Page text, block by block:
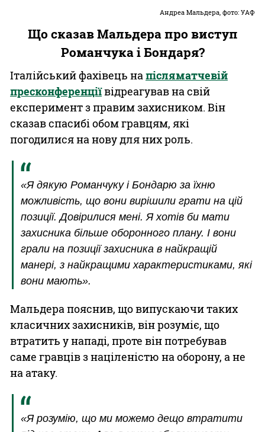
Андреа Мальдера, фото: УАФ
Що сказав Мальдера про виступ
Романчука і Бондаря?
Італійський фахівець на післяматчевій
пресконференціївідреагував на свій
експеримент з правим захисником. Він
сказав спасибі обом гравцям, які
погодилися на нову для них роль.
«Я дякую Романчуку і Бондарю за їхню
можливість, що вони вирішили грати на цій
позиції. Довірилися мені. Я хотів би мати
захисника більше оборонного плану. І вони
грали на позиції захисника в найкращій
манері, з найкращими характеристиками, які
вони мають».
Мальдера пояснив, що випускаючи таких
класичних захисників, він розуміє, що
втратить у нападі, проте він потребував
саме гравців з націленістю на оборону, а не
на атаку.
«Я розумію, що ми можемо дещо втратити